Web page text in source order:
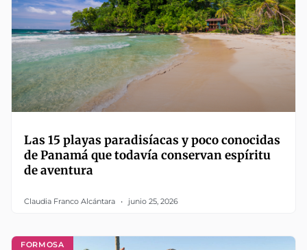
Las 15 playas paradisíacas y poco conocidas
de Panamá que todavía conservan espíritu
de aventura
Claudia Franco Alcántara junio 25, 2026
FORMOSA